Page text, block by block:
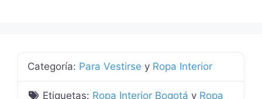
Categoría: Para Vestirse y Ropa Interior
Etiquetas: Ropa Interior Bogotá y Ropa